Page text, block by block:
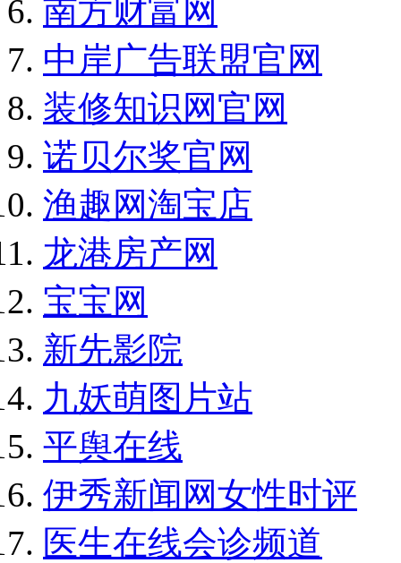
南方财富网
中岸广告联盟官网
装修知识网官网
诺贝尔奖官网
渔趣网淘宝店
龙港房产网
宝宝网
新先影院
九妖萌图片站
平舆在线
伊秀新闻网女性时评
医生在线会诊频道